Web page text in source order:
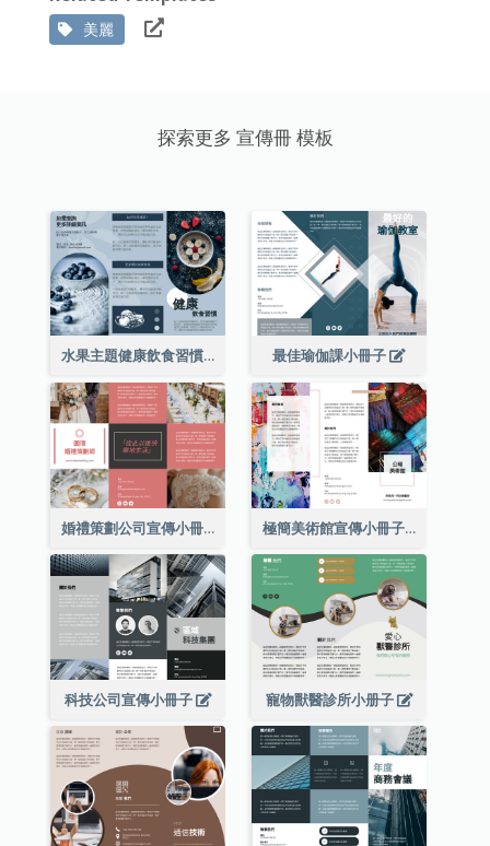
美麗
探索更多 宣傳冊 模板
水果主題健康飲食習慣小冊子 最佳瑜伽課小冊子
婚禮策劃公司宣傳小冊子 極簡美術館宣傳小冊子
科技公司宣傳小冊子 寵物獸醫診所小册子